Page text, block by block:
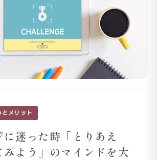
メリット
迷った時「とりあえ
みよう」のマインドを大